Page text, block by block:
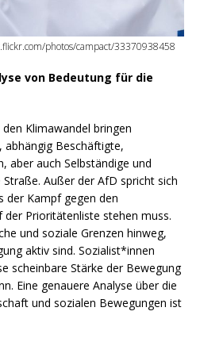
photos/campact/33370938458
von Bedeutung für die
Klimawandel bringen
abhängig Beschäftigte,
aber auch Selbständige und
Außer der AfD spricht sich
der Kampf gegen den
der Prioritätenliste stehen muss.
und soziale Grenzen hinweg,
aktiv sind. Sozialist*innen
scheinbare Stärke der Bewegung
Eine genauere Analyse über die
und sozialen Bewegungen ist